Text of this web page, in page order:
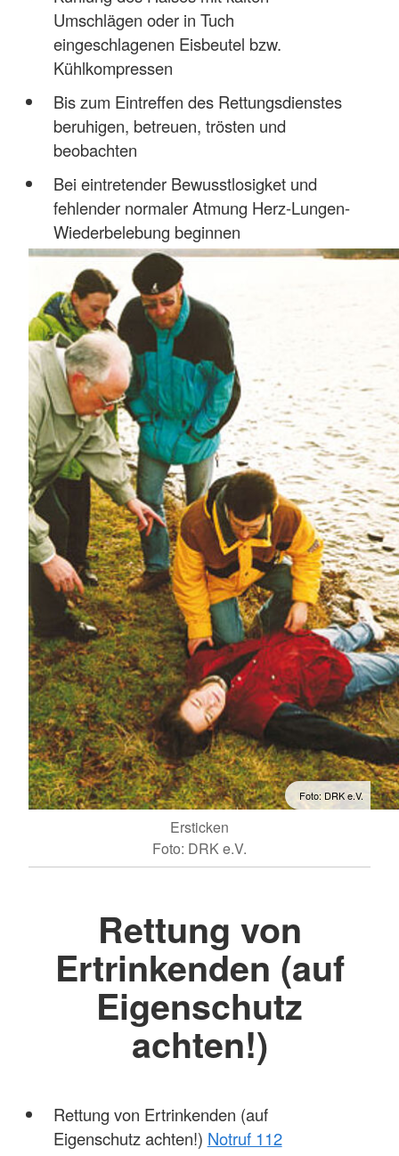
Umschlägen oder in Tuch
eingeschlagenen Eisbeutel bzw.
Kühlkompressen
Bis zum Eintreffen des Rettungsdienstes
beruhigen, betreuen, trösten und
beobachten
Bei eintretender Bewusstlosigket und
fehlender normaler Atmung Herz-Lungen-
Wiederbelebung beginnen
Foto: DRK e.V.
Ersticken
Foto: DRK e.V.
Rettung von
Ertrinkenden (auf
Eigenschutz
achten!)
Rettung von Ertrinkenden (auf
Eigenschutz achten!) Notruf 112